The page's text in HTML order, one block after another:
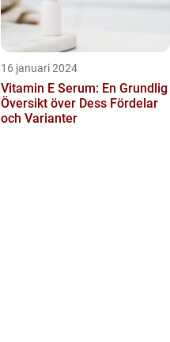
16 januari 2024
Vitamin E Serum: En Grundlig
Översikt över Dess Fördelar
och Varianter